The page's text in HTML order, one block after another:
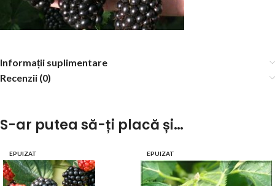
Informații suplimentare
Recenzii (0)
S-ar putea să-ți placă și…
EPUIZAT EPUIZAT